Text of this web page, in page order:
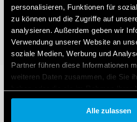
personalisieren, Funktionen für
zu können und die Zugriffe auf
analysieren. Außerdem geben wir
Verwendung unserer Website an
soziale Medien, Werbung und
Partner führen diese Informationen
weiteren Daten zusammen, die Sie
gesammelt haben.
Alle zulassen